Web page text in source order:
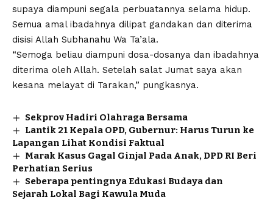
supaya diampuni segala perbuatannya selama hidup.
Semua amal ibadahnya dilipat gandakan dan diterima
disisi Allah Subhanahu Wa Ta’ala.
“Semoga beliau diampuni dosa-dosanya dan ibadahnya
diterima oleh Allah. Setelah salat Jumat saya akan
kesana melayat di Tarakan,” pungkasnya.
Sekprov Hadiri Olahraga Bersama
Lantik 21 Kepala OPD, Gubernur: Harus Turun ke
Lapangan Lihat Kondisi Faktual
Marak Kasus Gagal Ginjal Pada Anak, DPD RI Beri
Perhatian Serius
Seberapa pentingnya Edukasi Budaya dan
Sejarah Lokal Bagi Kawula Muda